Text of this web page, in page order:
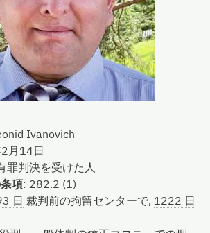
Ivanovich
月14日
罪判決を受けた人
項: 282.2 (1)
日 裁判前の拘留センターで, 1222 日